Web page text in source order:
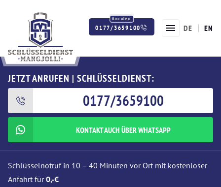
0177/3659100 DE EN
JETZT ANRUFEN | SCHLÜSSELDIENST:
0177/3659100
KONTAKT AUCH ÜBER WHATSAPP
Schlüsselnotruf in 10 – 40 Minuten vor Ort mit kostenloser
Anfahrt für0,-€